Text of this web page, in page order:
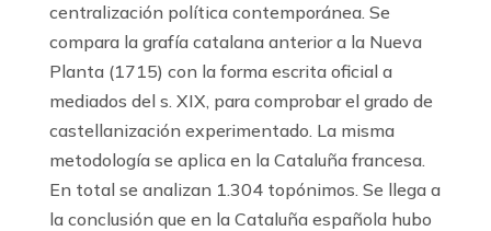
centralización política contemporánea. Se
compara la grafía catalana anterior a la Nueva
Planta (1715) con la forma escrita oficial a
mediados del s. XIX, para comprobar el grado de
castellanización experimentado. La misma
metodología se aplica en la Cataluña francesa.
En total se analizan 1.304 topónimos. Se llega a
la conclusión que en la Cataluña española hubo